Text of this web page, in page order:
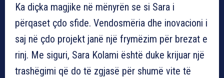
Ka diçka magjike në mënyrën se si Sara i
përqaset çdo sfide. Vendosmëria dhe inovacioni i
saj në çdo projekt janë një frymëzim për brezat e
rinj. Me siguri, Sara Kolami është duke krijuar një
trashëgimi që do të zgjasë për shumë vite të